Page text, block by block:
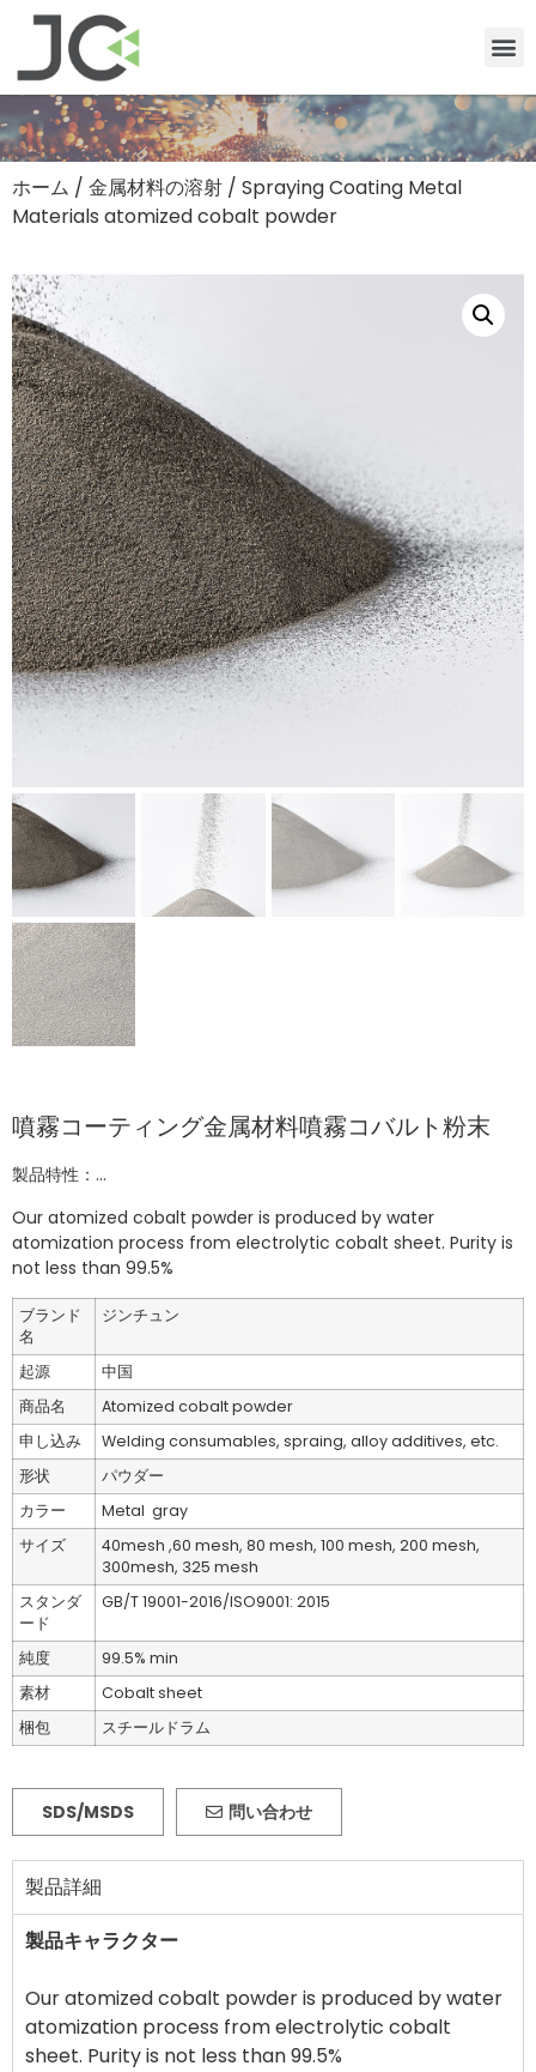
ホーム / 金属材料の溶射 / Spraying Coating Metal
Materials atomized cobalt powder
噴霧コーティング金属材料噴霧コバルト粉末
製品特性：...
Our atomized cobalt powder is produced by water
atomization process from electrolytic cobalt sheet. Purity is
not less than 99.5%
ブランド
名
ジンチュン
起源
中国
商品名
Atomized cobalt powder
申し込み
Welding consumables, spraing, alloy additives, etc.
形状
パウダー
カラー
Metal gray
サイズ
40mesh ,60 mesh, 80 mesh, 100 mesh, 200 mesh,
300mesh, 325 mesh
スタンダ
ード
GB/T 19001-2016/ISO9001: 2015
純度
99.5% min
素材
Cobalt sheet
梱包
スチールドラム
SDS/MSDS 問い合わせ
製品詳細
製品キャラクター
Our atomized cobalt powder is produced by water
atomization process from electrolytic cobalt
sheet. Purity is not less than 99.5%